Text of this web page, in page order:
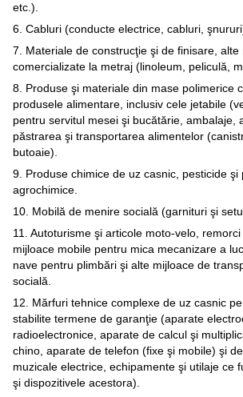
etc.).
6. Cabluri (conducte electrice, cabluri,
7. Materiale de construcţie şi de finisare, alte
comercializate la metraj (linoleum, peliculă,
8. Produse şi materiale din mase polimerice
produsele alimentare, inclusiv cele jetabile
pentru servitul mesei şi bucătărie, ambalaje,
păstrarea şi transportarea alimentelor
butoaie).
9. Produse chimice de uz casnic, pesticide şi
agrochimice.
10. Mobilă de menire socială (garnituri şi
11. Autoturisme şi articole moto-velo,
mijloace mobile pentru mica mecanizare a
nave pentru plimbări şi alte mijloace de
socială.
12. Mărfuri tehnice complexe de uz casnic
stabilite termene de garanţie (aparate
radioelectronice, aparate de calcul şi
chino, aparate de telefon (fixe şi mobile) şi
muzicale electrice, echipamente şi utilaje ce
şi dispozitivele acestora).